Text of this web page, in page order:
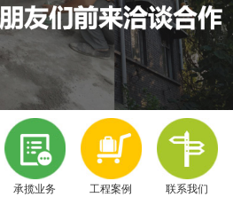
承揽业务 工程案例 联系我们